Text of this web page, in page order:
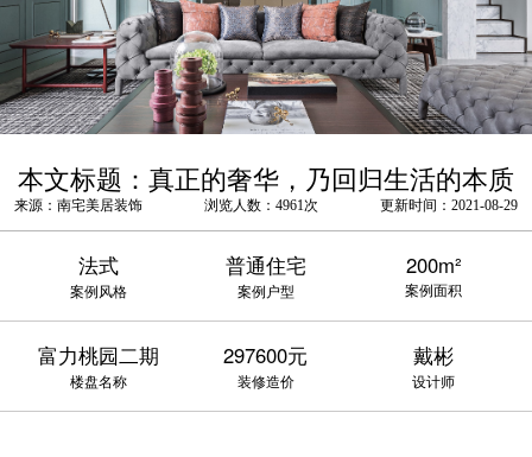
本文标题：真正的奢华，乃回归生活的本质
来源：南宅美居装饰 浏览人数：4961次 更新时间：2021-08-29
法式
案例风格
普通住宅
案例户型
200m²
案例面积
富力桃园二期
楼盘名称
297600元
装修造价
戴彬
设计师